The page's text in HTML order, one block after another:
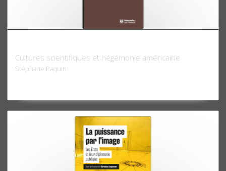
Cultures scientifiques et hégémonie américaine
Stéphane Paquin